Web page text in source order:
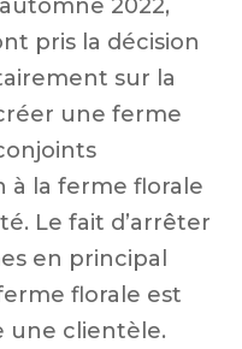
2022,
pris la décision
sur la
une ferme
à la ferme florale
Le fait d’arrêter
en principal
florale est
une clientèle.